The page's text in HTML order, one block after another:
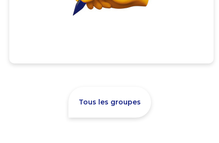
Tous les groupes